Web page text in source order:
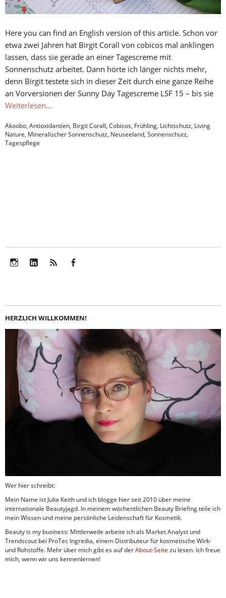
Here you can find an English version of this article. Schon vor
etwa zwei Jahren hat Birgit Corall von cobicos mal anklingen
lassen, dass sie gerade an einer Tagescreme mit
Sonnenschutz arbeitet. Dann hörte ich länger nichts mehr,
denn Birgit testete sich in dieser Zeit durch eine ganze Reihe
an Vorversionen der Sunny Day Tagescreme LSF 15 – bis sie
Weiterlesen…
Akoobo, Antioxidantien, Birgit Corall, Cobicos, Frühling, Lichtschutz, Living
Nature, Mineralischer Sonnenschutz, Neuseeland, Sonnenschutz,
Tagespflege
HERZLICH WILLKOMMEN!
Wer hier schreibt:
Mein Name ist Julia Keith und ich blogge hier seit 2010 über meine
internationale Beautyjagd. In meinem wöchentlichen Beauty Briefing teile ich
mein Wissen und meine persönliche Leidenschaft für Kosmetik.
Beauty is my business: Mittlerweile arbeite ich als Market Analyst und
Trendscout bei ProTec Ingredia, einem Distributeur für kosmetische Wirk-
und Rohstoffe. Mehr über mich gibt es auf derAbout-Seite zu lesen. Ich freue
mich, wenn wir uns kennenlernen!